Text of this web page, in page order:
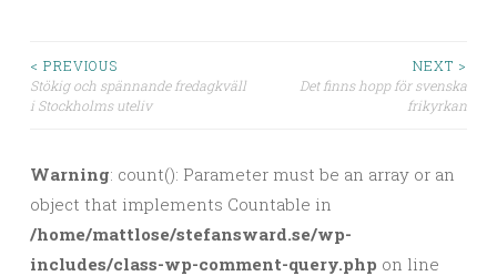
Post navigation
< PREVIOUS
Stökig och spännande fredagkväll
i Stockholms uteliv
NEXT >
Det finns hopp för svenska
frikyrkan
Warning: count(): Parameter must be an array or an
object that implements Countable in
/home/mattlose/stefansward.se/wp-
includes/class-wp-comment-query.php on line